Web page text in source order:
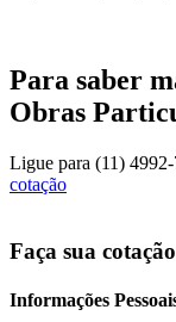
Para saber
Obras
Ligue para (11)
cotação
Faça sua cotação
Informações